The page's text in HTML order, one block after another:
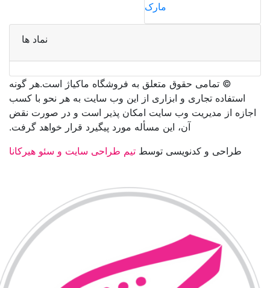
مارک
نماد ها
©️ تمامی حقوق متعلق به فروشگاه ماکیاژ است.هر گونه
استفاده تجاری و ابزاری از این وب سایت به هر نحو با کسب
اجازه از مدیریت وب سایت امکان پذیر است و در صورت نقض
آن، این مسأله مورد پیگیرد قرار خواهد گرفت.
طراحی و کدنویسی توسط تیم طراحی سایت و سئو هیرکانا